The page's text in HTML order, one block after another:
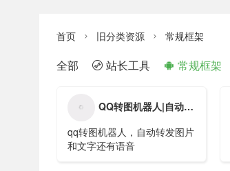
首页  旧分类资源  常规框架
全部  站长工具  常规框架
QQ转图机器人|自动转发（qq机器人怎么弄）
qq转图机器人，自动转发图片
和文字还有语音